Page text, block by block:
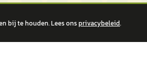
bij te houden. Lees onsprivacybeleid.